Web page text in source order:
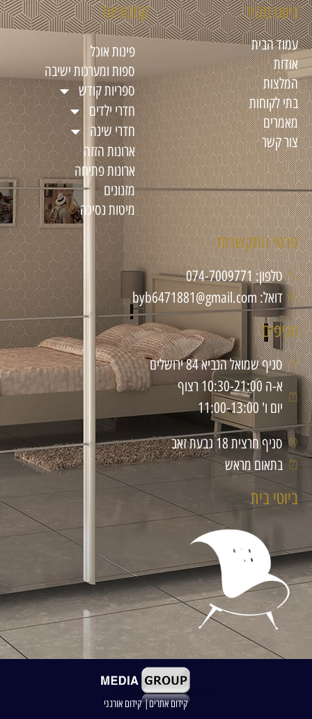
ניווט מהיר
עמוד הבית
אודות
המלצות
בתי לקוחות
מאמרים
צור קשר
קטגוריות
פינות אוכל
ספות ומערכות ישיבה
ספריות קודש
חדרי ילדים
חדרי שינה
ארונות הזזה
ארונות פתיחה
מזנונים
מיטות נסיכה
פרטי התקשרות
טלפון: 074-7009771
דואל: byb6471881@gmail.com
סניפים
סניף שמואל הנביא 84 ירושלים
א-ה 10:30-21:00 רצוף
יום ו' 11:00-13:00
סניף חרצית 18 גבעת זאב
בתאום מראש
ביוטי בית
קידום אתרים| קידום אורגני